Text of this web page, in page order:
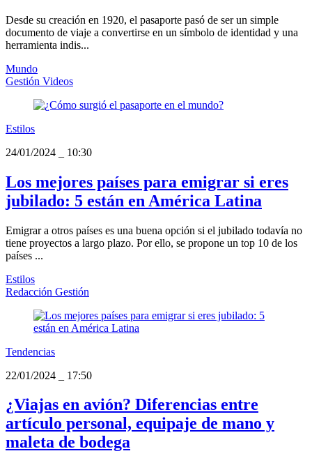
Desde su creación en 1920, el pasaporte pasó de ser un simple
documento de viaje a convertirse en un símbolo de identidad y una
herramienta indis...
Mundo
Gestión Videos
Estilos
24/01/2024
10:30
Los mejores países para emigrar si eres
jubilado: 5 están en América Latina
Emigrar a otros países es una buena opción si el jubilado todavía no
tiene proyectos a largo plazo. Por ello, se propone un top 10 de los
países ...
Estilos
Redacción Gestión
Tendencias
22/01/2024
17:50
¿Viajas en avión? Diferencias entre
artículo personal, equipaje de mano y
maleta de bodega